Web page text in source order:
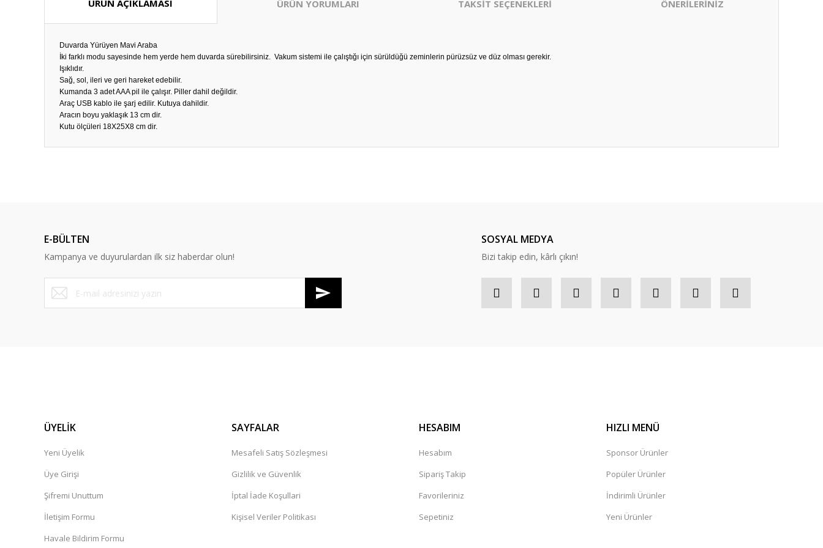
ÜRÜN AÇIKLAMASI ÜRÜN YORUMLARI TAKSİT SEÇENEKLERİ ÖNERİLERİNİZ
Duvarda Yürüyen Mavi Araba
İki farklı modu sayesinde hem yerde hem duvarda sürebilirsiniz. Vakum sistemi ile çalıştığı için sürüldüğü zeminlerin pürüzsüz ve düz olması gerekir.
Işıklıdır.
Sağ, sol, ileri ve geri hareket edebilir.
Kumanda 3 adet AAA pil ile çalışır. Piller dahil değildir.
Araç USB kablo ile şarj edilir. Kutuya dahildir.
Aracın boyu yaklaşık 13 cm dir.
Kutu ölçüleri 18X25X8 cm dir.
Ürün bilgilerinde hatalar bulunuyor.
Ürün fiyatı diğer sitelerden daha pahalı.
Bu ürüne benzer farklı alternatifler olmalı.
E-BÜLTEN
Kampanya ve duyurulardan ilk siz haberdar olun!
SOSYAL MEDYA
Bizi takip edin, kârlı çıkın!
ÜYELİK
Yeni Üyelik
Üye Girişi
Şifremi Unuttum
İletişim Formu
Havale Bildirim Formu
SAYFALAR
Mesafeli Satış Sözleşmesi
Gizlilik ve Güvenlik
İptal İade Koşullari
Kişisel Veriler Politikası
HESABIM
Hesabım
Sipariş Takip
Favorileriniz
Sepetiniz
HIZLI MENÜ
Sponsor Ürünler
Popüler Ürünler
İndirimli Ürünler
Yeni Ürünler